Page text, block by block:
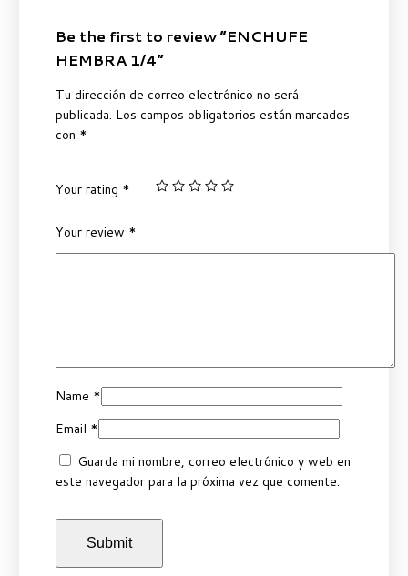
Be the first to review “ENCHUFE
HEMBRA 1/4”
Tu dirección de correo electrónico no será
publicada. Los campos obligatorios están marcados
con *
Your rating *
Your review *
Name *
Email *
Guarda mi nombre, correo electrónico y web en
este navegador para la próxima vez que comente.